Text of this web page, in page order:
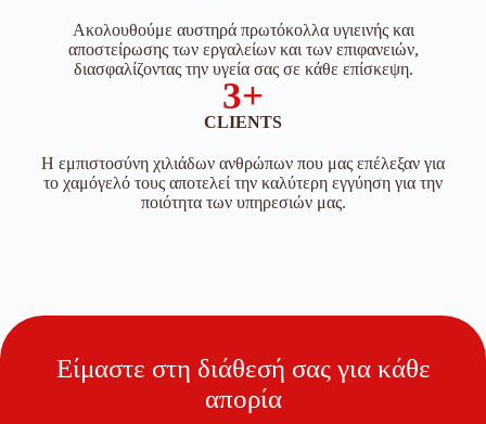
Ακολουθούμε αυστηρά πρωτόκολλα υγιεινής και
αποστείρωσης των εργαλείων και των επιφανειών,
διασφαλίζοντας την υγεία σας σε κάθε επίσκεψη.
3+
CLIENTS
Η εμπιστοσύνη χιλιάδων ανθρώπων που μας επέλεξαν για
το χαμόγελό τους αποτελεί την καλύτερη εγγύηση για την
ποιότητα των υπηρεσιών μας.
Είμαστε στη διάθεσή σας για κάθε
απορία